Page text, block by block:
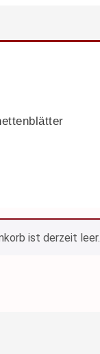
ist derzeit leer.